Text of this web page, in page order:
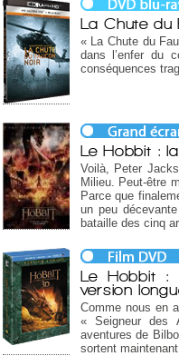
La Chute du
« La Chute du
dans l’enfer du
conséquences
Le Hobbit :
Voilà, Peter
Milieu. Peut-être
Parce que
un peu
bataille des cinq
Le Hobbit :
version
Comme nous en
« Seigneur des
aventures de
sortent